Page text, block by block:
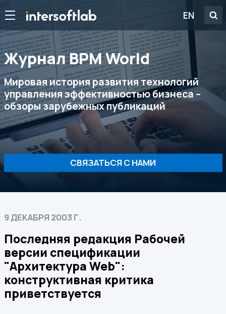
EN
Журнал ВРМ World
Мировая история развития технологий
управления эффективностью бизнеса –
обзоры зарубежных публикаций
СВЯЗАТЬСЯ С НАМИ
9 ДЕКАБРЯ 2003 Г.
Последняя редакция Рабочей
версии спецификации
"Архитектура Web":
конструктивная критика
приветствуется